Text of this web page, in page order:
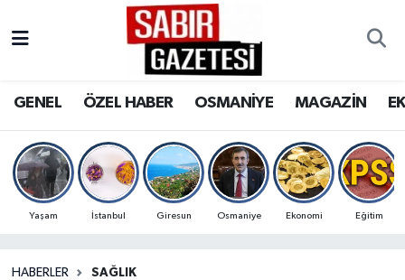
GENEL ÖZEL HABER OSMANİYE MAGAZİN
Yaşam İstanbul Giresun Osmaniye Ekonomi Eğitim
HABERLER SAĞLIK
OSMANİYE
MAGAZİN
Osmaniye Nöbetçi Eczaneler
Osmaniye Trafik Yoğunluk Haritası
Süper Lig Puan Durumu ve Fikstür